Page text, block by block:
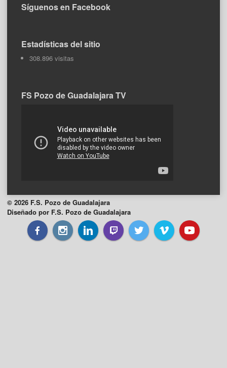
Síguenos en Facebook
Estadísticas del sitio
308.896 visitas
FS Pozo de Guadalajara TV
© 2026 F.S. Pozo de Guadalajara
Diseñado por F.S. Pozo de Guadalajara